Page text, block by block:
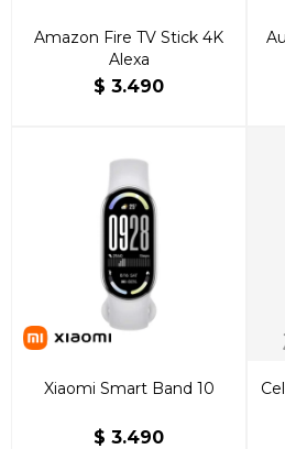
Amazon Fire TV Stick 4K
Alexa
$ 3.490
Xiaomi Smart Band 10
$ 3.490